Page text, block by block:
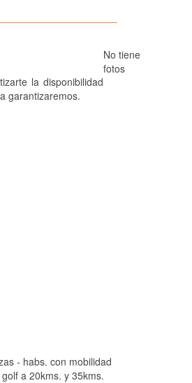
la disponibilidad
garantizaremos.
No tiene
fotos
- habs. con mobilidad
a 20kms. y 35kms.